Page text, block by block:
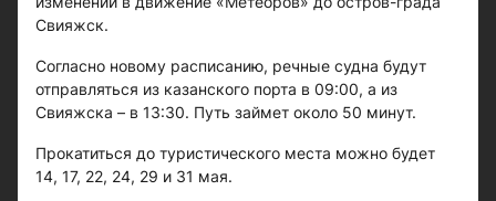
Свияжск.
Согласно новому расписанию, речные судна будут
отправляться из казанского порта в 09:00, а из
Свияжска – в 13:30. Путь займет около 50 минут.
Прокатиться до туристического места можно будет
14, 17, 22, 24, 29 и 31 мая.